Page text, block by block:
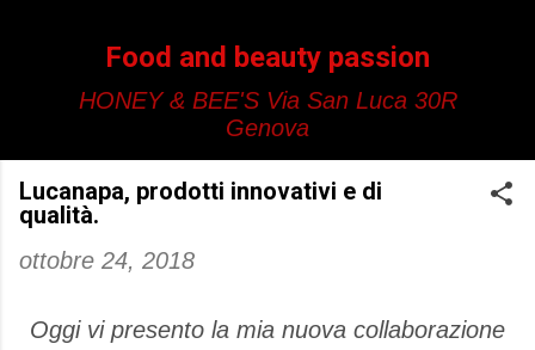
Food and beauty passion
HONEY & BEE'S Via San Luca 30R
Genova
Lucanapa, prodotti innovativi e di
qualità.
ottobre 24, 2018
Oggi vi presento la mia nuova collaborazione